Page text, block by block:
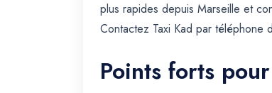
plus rapides depuis Marseille et
Contactez Taxi Kad par
Points forts